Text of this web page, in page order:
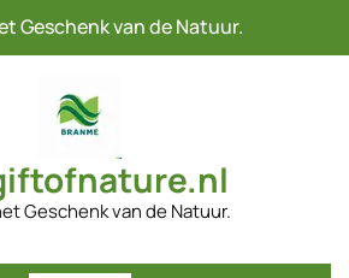
Geschenk van de Natuur.
Geschenk van de Natuur.